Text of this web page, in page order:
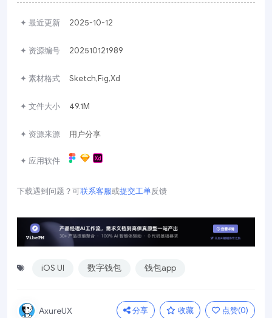
✦ 最近更新 2025-10-12
✦ 资源编号 202510121989
✦ 素材格式 Sketch,Fig,Xd
✦ 文件大小 49.1M
✦ 资源来源 用户分享
✦ 应用软件
下载遇到问题？可联系客服或提交工单反馈
iOS UI 数字钱包 钱包app
AxureUX 分享 收藏 点赞(0)